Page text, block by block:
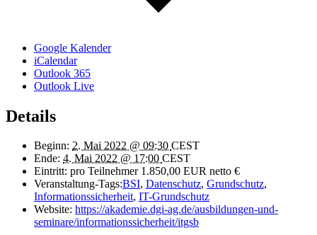
Google Kalender
iCalendar
Outlook 365
Outlook Live
Details
Beginn: 2. Mai 2022 @ 09:30 CEST
Ende: 4. Mai 2022 @ 17:00 CEST
Eintritt: pro Teilnehmer 1.850,00 EUR netto €
Veranstaltung-Tags:BSI, Datenschutz, Grundschutz,
Informationssicherheit, IT-Grundschutz
Website: https://akademie.dgi-ag.de/ausbildungen-und-
seminare/informationssicherheit/itgsb